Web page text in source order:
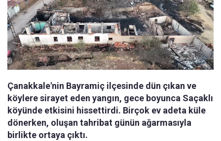
Çanakkale'nin Bayramiç ilçesinde dün çıkan ve
köylere sirayet eden yangın, gece boyunca Saçaklı
köyünde etkisini hissettirdi. Birçok ev adeta küle
dönerken, oluşan tahribat günün ağarmasıyla
birlikte ortaya çıktı.